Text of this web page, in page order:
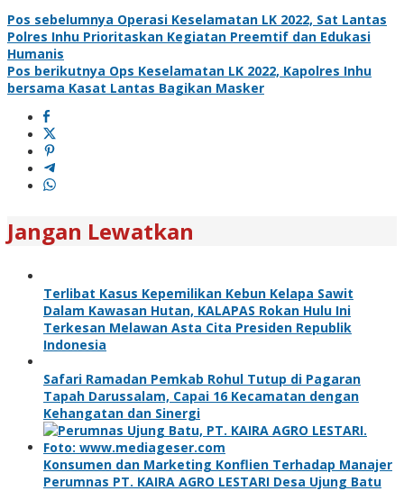
Pos sebelumnya Operasi Keselamatan LK 2022, Sat Lantas
Polres Inhu Prioritaskan Kegiatan Preemtif dan Edukasi
Humanis
Pos berikutnya Ops Keselamatan LK 2022, Kapolres Inhu
bersama Kasat Lantas Bagikan Masker
Jangan Lewatkan
Terlibat Kasus Kepemilikan Kebun Kelapa Sawit
Dalam Kawasan Hutan, KALAPAS Rokan Hulu Ini
Terkesan Melawan Asta Cita Presiden Republik
Indonesia
Safari Ramadan Pemkab Rohul Tutup di Pagaran
Tapah Darussalam, Capai 16 Kecamatan dengan
Kehangatan dan Sinergi
Konsumen dan Marketing Konflien Terhadap Manajer
Perumnas PT. KAIRA AGRO LESTARI Desa Ujung Batu